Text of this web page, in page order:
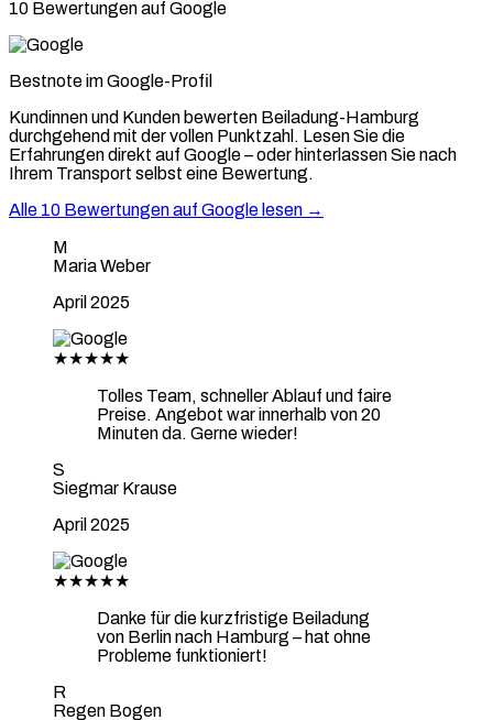
10 Bewertungen auf Google
Bestnote im Google-Profil
Kundinnen und Kunden bewerten Beiladung-Hamburg
durchgehend mit der vollen Punktzahl. Lesen Sie die
Erfahrungen direkt auf Google – oder hinterlassen Sie nach
Ihrem Transport selbst eine Bewertung.
Alle 10 Bewertungen auf Google lesen →
M
Maria Weber
April 2025
★★★★★
Tolles Team, schneller Ablauf und faire
Preise. Angebot war innerhalb von 20
Minuten da. Gerne wieder!
S
Siegmar Krause
April 2025
★★★★★
Danke für die kurzfristige Beiladung
von Berlin nach Hamburg – hat ohne
Probleme funktioniert!
R
Regen Bogen